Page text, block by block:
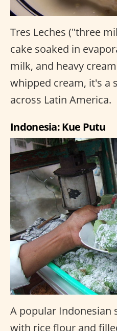
Tres Leches ("three
cake soaked in
milk, and heavy
whipped cream, it's a
across Latin America.
Indonesia: Kue Putu
A popular Indonesian
with rice flour and